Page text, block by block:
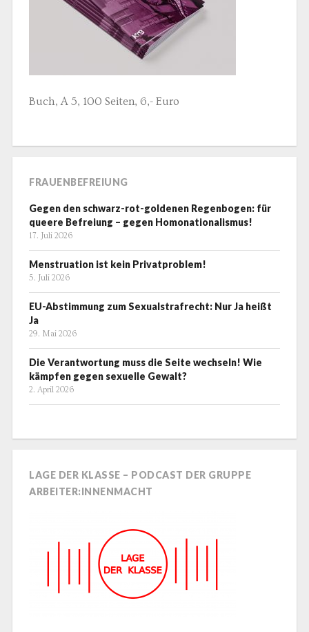
Buch, A 5, 100 Seiten, 6,- Euro
FRAUENBEFREIUNG
Gegen den schwarz-rot-goldenen Regenbogen: für
queere Befreiung – gegen Homonationalismus!
17. Juli 2026
Menstruation ist kein Privatproblem!
5. Juli 2026
EU-Abstimmung zum Sexualstrafrecht: Nur Ja heißt
Ja
29. Mai 2026
Die Verantwortung muss die Seite wechseln! Wie
kämpfen gegen sexuelle Gewalt?
2. April 2026
LAGE DER KLASSE – PODCAST DER GRUPPE
ARBEITER:INNENMACHT